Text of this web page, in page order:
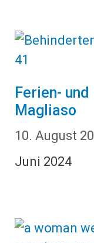
Ferien-
Magliaso
10. August
Juni 2024